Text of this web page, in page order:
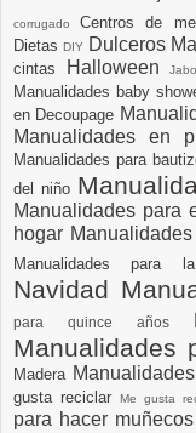
corrugadoCentros de
DietasDIY Dulceros
cintas
Halloween
Manualidades baby
en Decoupage
Manualidades en
Manualidades para
del niño
Manualidades para
hogar
Manualidades para
Navidad
para quince años
Manualidades
Madera
gusta reciclar
Me gusta
para hacer muñecos